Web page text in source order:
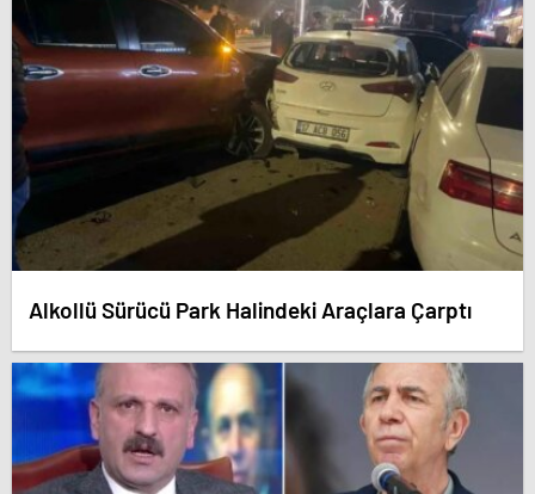
Alkollü Sürücü Park Halindeki Araçlara Çarptı